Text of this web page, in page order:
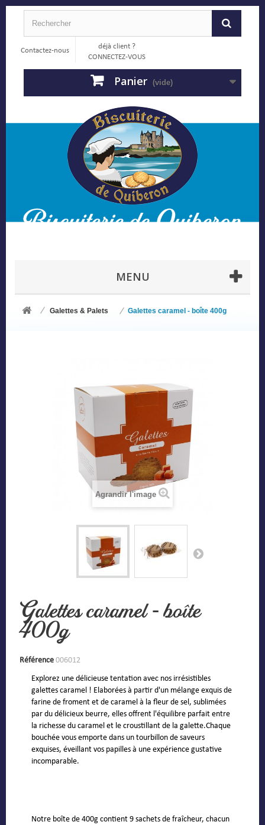
Contactez-nous
déjà client ?
CONNECTEZ-VOUS
Panier (vide)
MENU
Galettes & Palets Galettes caramel - boîte 400g
Agrandir l'image
Galettes caramel - boîte
400g
Référence 006012
Explorez une délicieuse tentation avec nos irrésistibles
galettes caramel ! Elaborées à partir d'un mélange exquis de
farine de froment et de caramel à la fleur de sel, sublimées
par du délicieux beurre, elles offrent l'équilibre parfait entre
la richesse du caramel et le croustillant de la galette.Chaque
bouchée vous emporte dans un tourbillon de saveurs
exquises, éveillant vos papilles à une expérience gustative
incomparable.
Notre boîte de 400g contient 9 sachets de fraîcheur, chacun